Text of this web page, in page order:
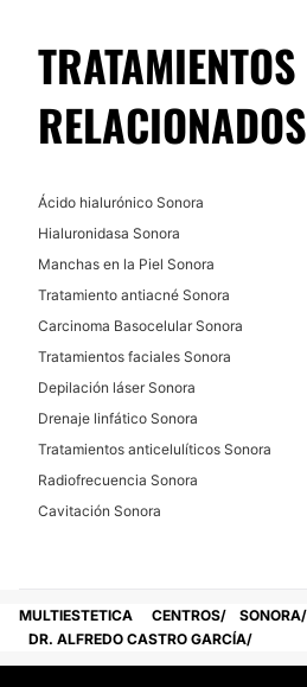
Posibilidad de videoconsulta:
No
No
TRATAMIENTOS
RELACIONADOS
Ácido hialurónico Sonora
Hialuronidasa Sonora
Manchas en la Piel Sonora
Tratamiento antiacné Sonora
Carcinoma Basocelular Sonora
Tratamientos faciales Sonora
Depilación láser Sonora
Drenaje linfático Sonora
Tratamientos anticelulíticos Sonora
Radiofrecuencia Sonora
Cavitación Sonora
MULTIESTETICA CENTROS
SONORA
DR. ALFREDO CASTRO GARCÍA